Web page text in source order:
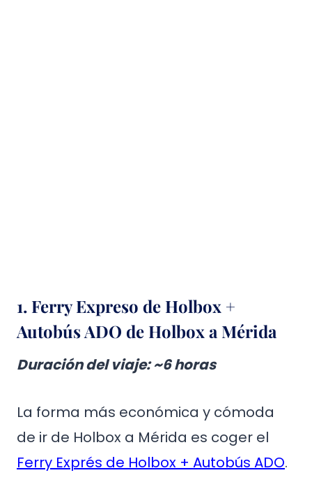
1. Ferry Expreso de Holbox +
Autobús ADO de Holbox a Mérida
Duración del viaje: ~6 horas
La forma más económica y cómoda
de ir de Holbox a Mérida es coger el
Ferry Exprés de Holbox + Autobús ADO.